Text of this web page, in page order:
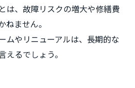
は、故障リスクの増大や修繕費
ねません。
ムやリニューアルは、長期的な
えるでしょう。